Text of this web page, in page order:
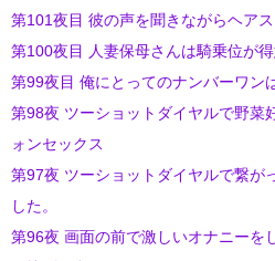
第101夜目 彼の声を聞きながらヘア
第100夜目 人妻保母さんは騎乗位が
第99夜目 俺にとってのナンバーワン
第98夜 ツーショットダイヤルで野菜
ォンセックス
第97夜 ツーショットダイヤルで繋が
した。
第96夜 画面の前で激しいオナニーを